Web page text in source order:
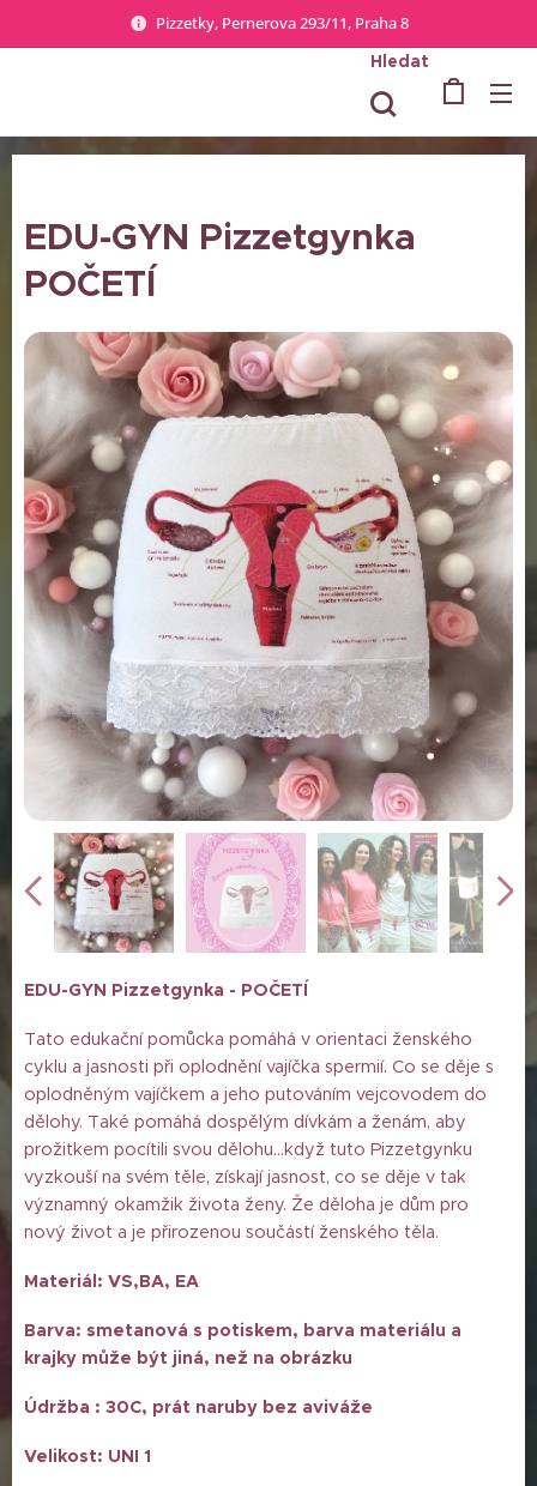
Pizzetky, Pernerova 293/11, Praha 8
Hledat
EDU-GYN Pizzetgynka
POČETÍ
EDU-GYN Pizzetgynka - POČETÍ
Tato edukační pomůcka pomáhá v orientaci ženského
cyklu a jasnosti při oplodnění vajíčka spermií. Co se děje s
oplodněným vajíčkem a jeho putováním vejcovodem do
dělohy. Také pomáhá dospělým dívkám a ženám, aby
prožitkem pocítili svou dělohu...když tuto Pizzetgynku
vyzkouší na svém těle, získají jasnost, co se děje v tak
významný okamžik života ženy. Že děloha je dům pro
nový život a je přirozenou součástí ženského těla.
Materiál: VS,BA, EA
Barva: smetanová s potiskem, barva materiálu a
krajky může být jiná, než na obrázku
Údržba : 30C, prát naruby bez aviváže
Velikost: UNI 1